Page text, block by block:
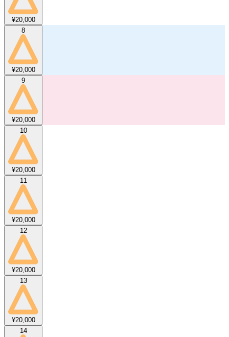
¥20,000
8
¥20,000
9
¥20,000
10
¥20,000
11
¥20,000
12
¥20,000
13
¥20,000
14